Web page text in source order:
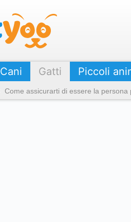
Cani Gatti
Come assicurarti di essere la persona
Piccoli